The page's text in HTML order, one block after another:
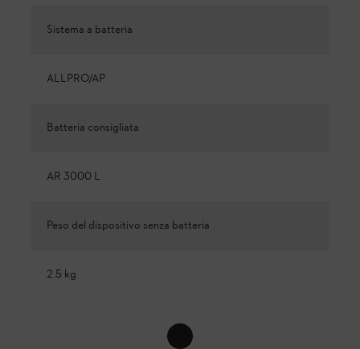
Sistema a batteria
ALLPRO/AP
Batteria consigliata
AR 3000 L
Peso del dispositivo senza batteria
2.5 kg